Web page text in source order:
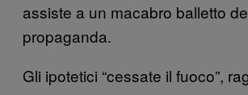
assiste a un macabro balletto
propaganda.
Gli ipotetici “cessate il fuoco”,